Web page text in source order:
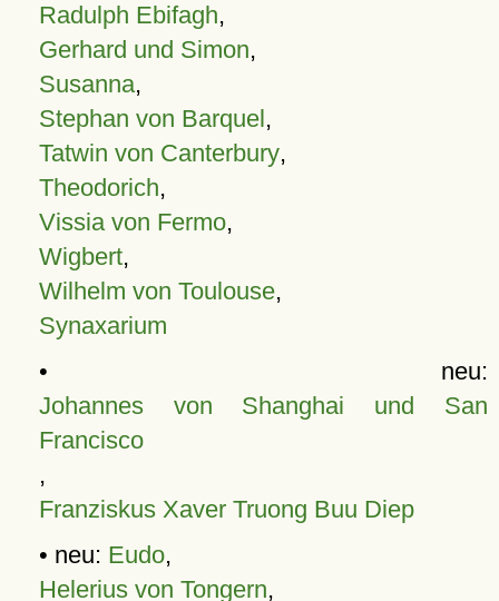
Radulph Ebifagh,
Gerhard und Simon,
Susanna,
Stephan von Barquel,
Tatwin von Canterbury,
Theodorich,
Vissia von Fermo,
Wigbert,
Wilhelm von Toulouse,
Synaxarium
• neu:
Johannes von Shanghai und San
Francisco
,
Franziskus Xaver Truong Buu Diep
• neu: Eudo,
Helerius von Tongern,